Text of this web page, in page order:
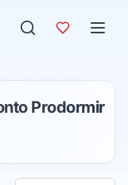
Prodormir